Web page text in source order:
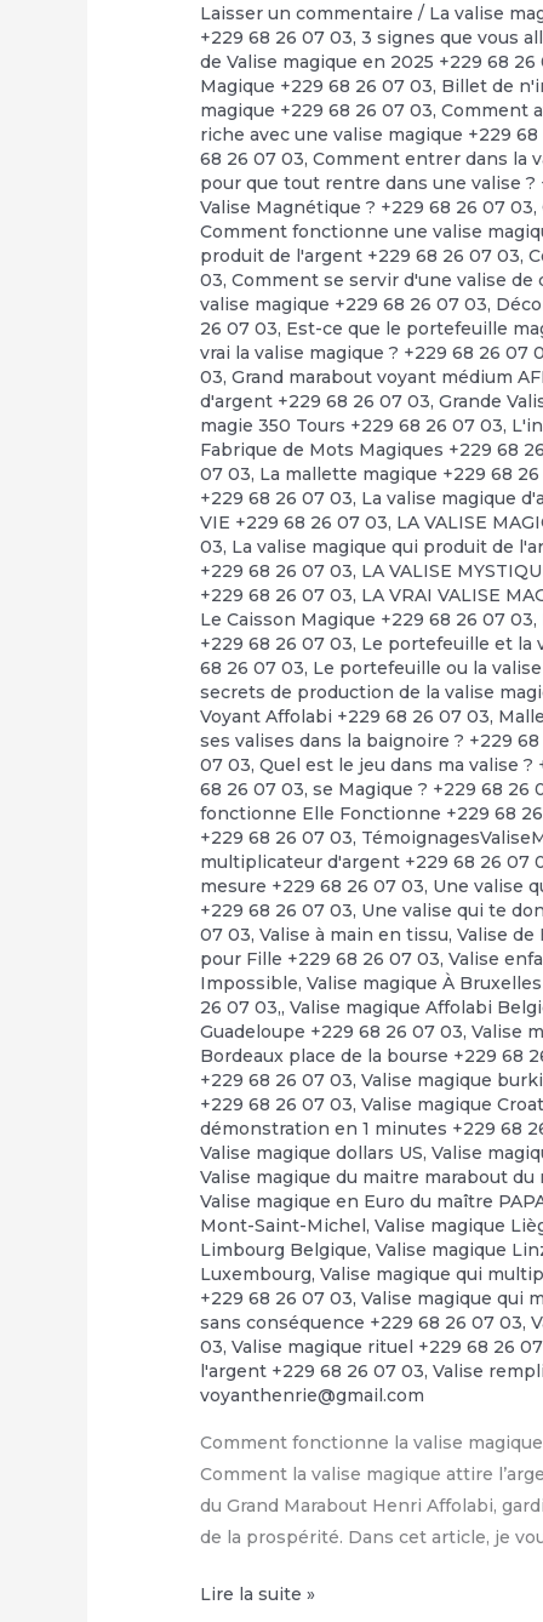
Laisser un commentaire / La valise
+229 68 26 07 03,3 signes que vous
de Valise magique en 2025 +229 68 26
Magique +229 68 26 07 03, Billet de
magique +229 68 26 07 03,Comment
riche avec une valise magique +229
68 26 07 03,Comment entrer dans la
pour que tout rentre dans une valise ?
Valise Magnétique ? +229 68 26 07 03,
Comment fonctionne une valise
produit de l'argent +229 68 26 07 03,
03,Comment se servir d'une valise de
valise magique +229 68 26 07 03,
26 07 03, Est-ce que le portefeuille
vrai la valise magique ? +229 68 26 07
03,Grand marabout voyant médium
d'argent +229 68 26 07 03,Grande
magie 350 Tours +229 68 26 07 03,
Fabrique de Mots Magiques +229 68
07 03, La mallette magique +229 68
+229 68 26 07 03, La valise magique
VIE +229 68 26 07 03, LA VALISE
03, La valise magique qui produit de
+229 68 26 07 03, LA VALISE
+229 68 26 07 03, LA VRAI VALISE
Le Caisson Magique +229 68 26 07 03,
+229 68 26 07 03, Le portefeuille et la
68 26 07 03, Le portefeuille ou la
secrets de production de la valise
Voyant Affolabi +229 68 26 07 03,
ses valises dans la baignoire ? +229
07 03,Quel est le jeu dans ma valise ?
68 26 07 03,se Magique ? +229 68 26
fonctionne Elle Fonctionne +229 68
+229 68 26 07 03,
multiplicateur d'argent +229 68 26 07
mesure +229 68 26 07 03, Une valise
+229 68 26 07 03, Une valise qui te
07 03,Valise à main en tissu,Valise de
pour Fille +229 68 26 07 03,Valise
Impossible,Valise magique À
26 07 03,,Valise magique Affolabi
Guadeloupe +229 68 26 07 03,Valise
Bordeaux place de la bourse +229 68
+229 68 26 07 03,Valise magique
+229 68 26 07 03,Valise magique
démonstration en 1 minutes +229 68
Valise magique dollars US,Valise
Valise magique du maitre marabout
Valise magique en Euro du maître
Mont-Saint-Michel,Valise magique
Limbourg Belgique,Valise magique
Luxembourg,Valise magique qui
+229 68 26 07 03,Valise magique qui
sans conséquence +229 68 26 07 03,
03,Valise magique rituel +229 68 26
l'argent +229 68 26 07 03,Valise
voyanthenrie@gmail.com
Comment fonctionne la valise
Comment la valise magique attire
du Grand Marabout Henri Affolabi,
de la prospérité. Dans cet article, je
Condition
Lire la suite »